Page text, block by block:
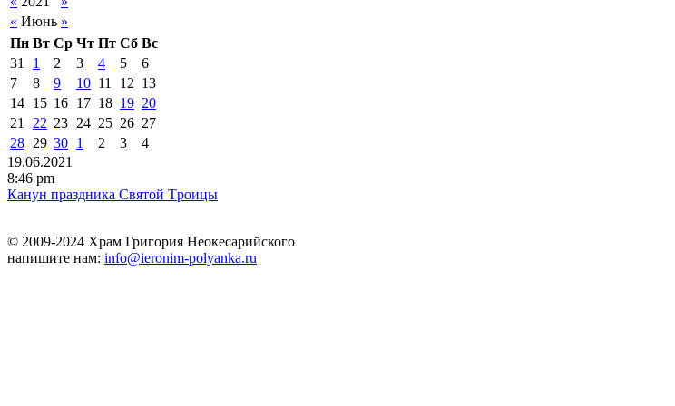
« Июнь »
Пн Вт Ср Чт Пт Сб Вс
31
1 2 3 4 5
6
7
8 9 10 11 12 13
14 15 16 17 18 19 20
21
22 23 24 25 26 27
28 29 30 1 2 3
4
19.06.2021
8:46 pm
Канун праздника Святой Tроицы
© 2009-2024 Храм Григория Неокесарийского
напишите нам: info@ieronim-polyanka.ru